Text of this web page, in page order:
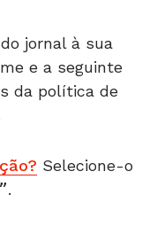
jornal à sua
e a seguinte
da política de
Selecione-o
.